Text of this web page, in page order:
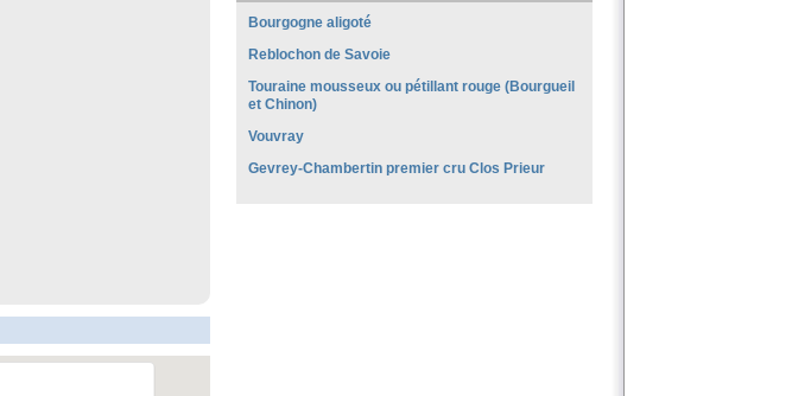
Bourgogne aligoté
Reblochon de Savoie
Touraine mousseux ou pétillant rouge (Bourgueil
et Chinon)
Vouvray
Gevrey-Chambertin premier cru Clos Prieur